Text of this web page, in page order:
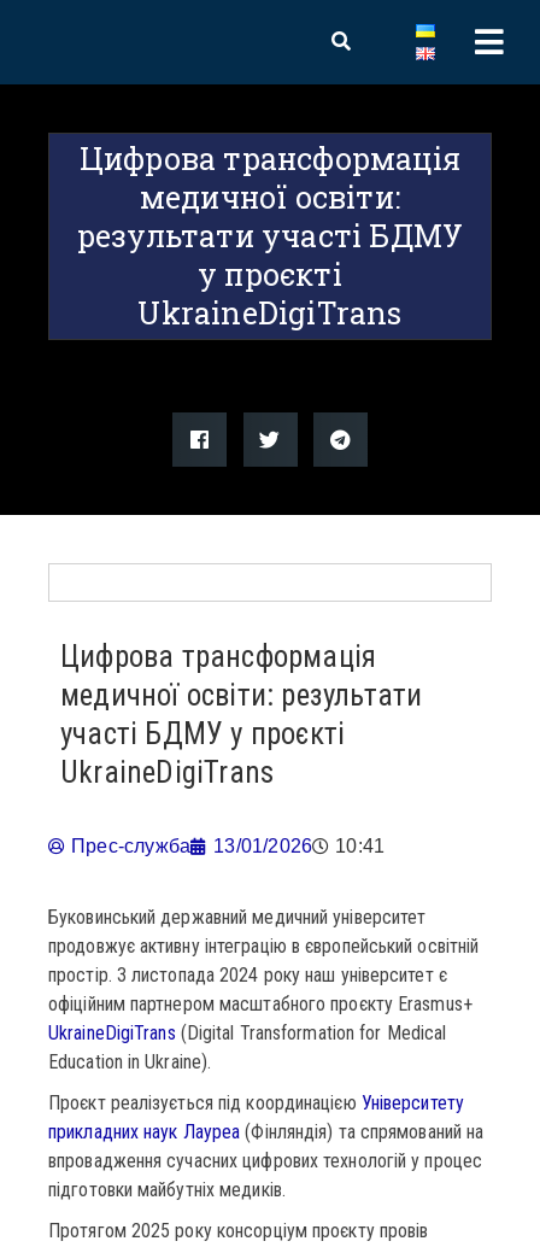
Цифрова трансформація
медичної освіти:
результати участі БДМУ
у проєкті
UkraineDigiTrans
Цифрова трансформація
медичної освіти: результати
участі БДМУ у проєкті
UkraineDigiTrans
Прес-служба 13/01/2026 10:41
Буковинський державний медичний університет
продовжує активну інтеграцію в європейський освітній
простір. З листопада 2024 року наш університет є
офіційним партнером масштабного проєкту Erasmus+
UkraineDigiTrans (Digital Transformation for Medical
Education in Ukraine).
Проєкт реалізується під координацією Університету
прикладних наук Лауреа (Фінляндія) та спрямований на
впровадження сучасних цифрових технологій у процес
підготовки майбутніх медиків.
Протягом 2025 року консорціум проєкту провів